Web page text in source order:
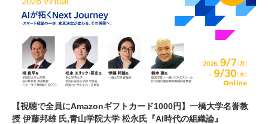
【視聴で全員にAmazonギフトカード1000円】一橋大学名誉教
授 伊藤邦雄 氏,青山学院大学 松永氏『AI時代の組織論』